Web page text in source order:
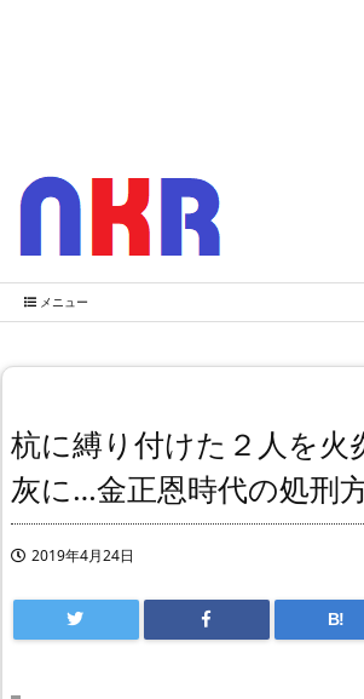
メニュー
杭に縛り付けた２人を火
灰に…金正恩時代の処刑
2019年4月24日
B!